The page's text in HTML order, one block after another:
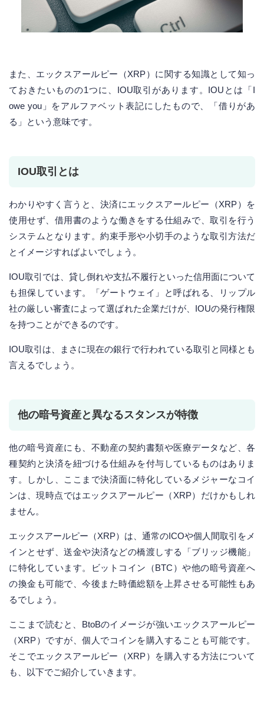
また、エックスアールピー（XRP）に関する知識として知っ
ておきたいものの1つに、IOU取引があります。IOUとは「I
owe you」をアルファベット表記にしたもので、「借りがあ
る」という意味です。
IOU取引とは
わかりやすく言うと、決済にエックスアールピー（XRP）を
使用せず、借用書のような働きをする仕組みで、取引を行う
システムとなります。約束手形や小切手のような取引方法だ
とイメージすればよいでしょう。
IOU取引では、貸し倒れや支払不履行といった信用面について
も担保しています。「ゲートウェイ」と呼ばれる、リップル
社の厳しい審査によって選ばれた企業だけが、IOUの発行権限
を持つことができるのです。
IOU取引は、まさに現在の銀行で行われている取引と同様とも
言えるでしょう。
他の暗号資産と異なるスタンスが特徴
他の暗号資産にも、不動産の契約書類や医療データなど、各
種契約と決済を紐づける仕組みを付与しているものはありま
す。しかし、ここまで決済面に特化しているメジャーなコイ
ンは、現時点ではエックスアールピー（XRP）だけかもしれ
ません。
エックスアールピー（XRP）は、通常のICOや個人間取引をメ
インとせず、送金や決済などの橋渡しする「ブリッジ機能」
に特化しています。ビットコイン（BTC）や他の暗号資産へ
の換金も可能で、今後また時価総額を上昇させる可能性もあ
るでしょう。
ここまで読むと、BtoBのイメージが強いエックスアールピー
（XRP）ですが、個人でコインを購入することも可能です。
そこでエックスアールピー（XRP）を購入する方法について
も、以下でご紹介していきます。